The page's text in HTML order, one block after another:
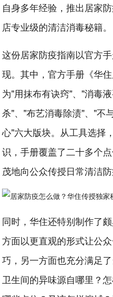
自身多年经验，推出居家
店专业级的清洁消毒秘籍。
这份居家防疫指南以官方
现。其中，官方手册《华
为"用抹布有诀窍"、"消毒
杀"、"布艺消毒除渍"、"不
心"六大版块。从工具选择
识，手册覆盖了二十多个
茂地向公众传授日常清洁防
同时，华住还特别制作了
方面以更直观的形式让公
巧，另一方面也充分满足
卫生间的异味源自哪里？